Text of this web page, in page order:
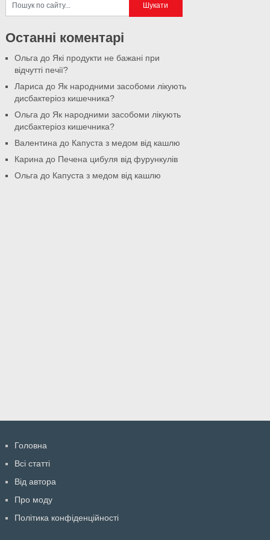
Останні коментарі
Ольга до Які продукти не бажані при
відчутті печії?
Лариса до Як народними засобоми лікують
дисбактеріоз кишечника?
Ольга до Як народними засобоми лікують
дисбактеріоз кишечника?
Валентина до Капуста з медом від кашлю
Карина до Печена цибуля від фурункулів
Ольга до Капуста з медом від кашлю
Головна
Всі статті
Від автора
Про моду
Політика конфіденційності